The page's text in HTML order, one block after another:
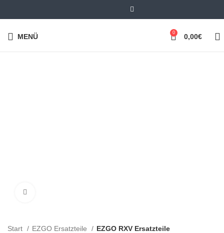
MENÜ 0 0,00€
Start EZGO Ersatzteile EZGO RXV Ersatzteile